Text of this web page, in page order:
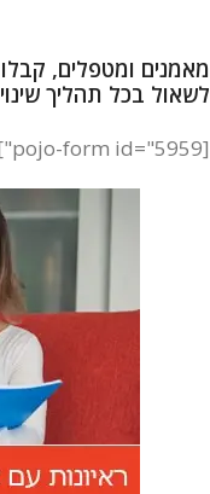
לשאול בכל תהליך שינוי
[pojo-form id="5959"]